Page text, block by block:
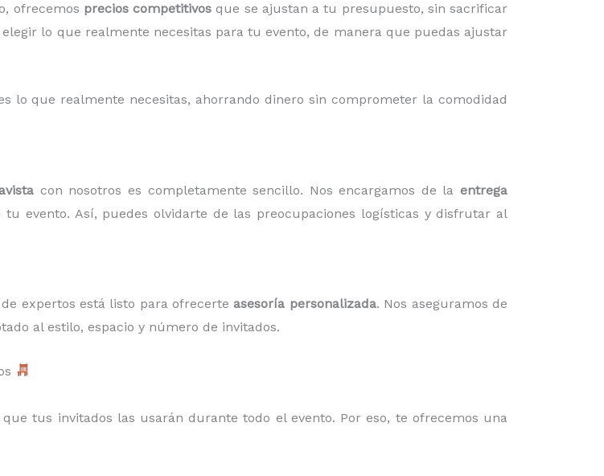
ofrecemos precios competitivos que se ajustan a tu presupuesto, sin sacrificar
lo que realmente necesitas para tu evento, de manera que puedas ajustar
lo que realmente necesitas, ahorrando dinero sin comprometer la comodidad
con nosotros es completamente sencillo. Nos encargamos de laentrega
evento. Así, puedes olvidarte de las preocupaciones logísticas y disfrutar al
expertos está listo para ofrecerteasesoría personalizada. Nos aseguramos de
al estilo, espacio y número de invitados.
tus invitados las usarán durante todo el evento. Por eso, te ofrecemos una